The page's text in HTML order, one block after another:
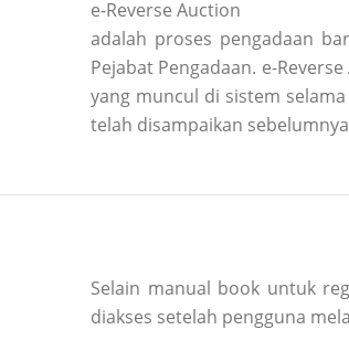
e-Reverse Auction
adalah proses pengadaan
Pejabat Pengadaan. e-
yang muncul di sistem
telah disampaikan
Selain manual book untuk
diakses setelah pengguna